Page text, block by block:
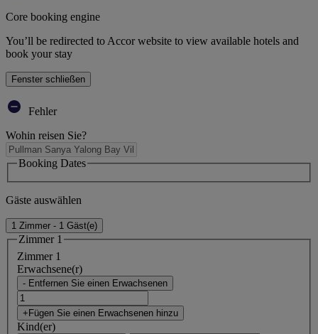
Core booking engine
You’ll be redirected to Accor website to view available hotels and
book your stay
Fenster schließen
Fehler
Wohin reisen Sie?
Booking Dates
Gäste auswählen
1 Zimmer - 1 Gäst(e)
Zimmer 1
Zimmer 1
Erwachsene(r)
- Entfernen Sie einen Erwachsenen
+Fügen Sie einen Erwachsenen hinzu
Kind(er)